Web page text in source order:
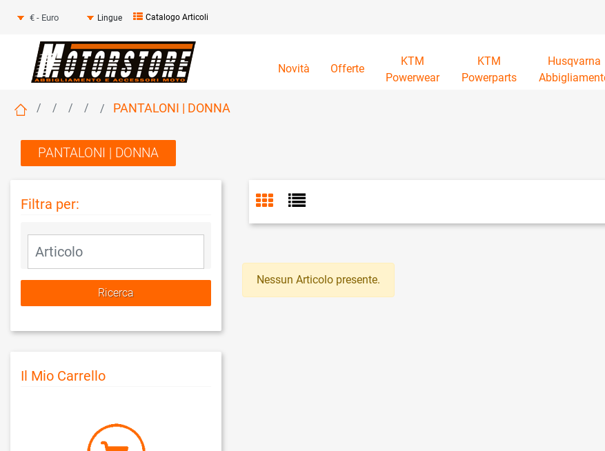
Seleziona una valuta
Lingue Catalogo Articoli
Novità Offerte
KTM
Powerwear
KTM
Powerparts
Husqvarna
PANTALONI | DONNA
PANTALONI | DONNA
Filtra per:
La modifica di un filtro aggiorna automaticamente gli altri filtri disponibili.
Il Mio Carrello
Nessun Articolo presente.